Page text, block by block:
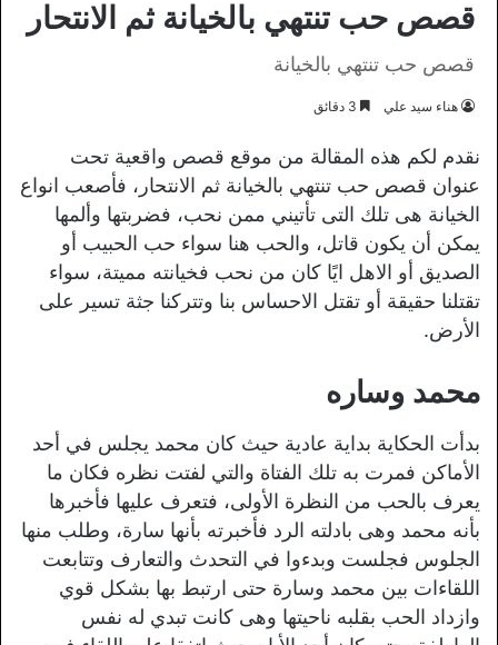
قصص حب تنتهي بالخيانة ثم الانتحار
قصص حب تنتهي بالخيانة
هناء سيد علي
نقدم لكم هذه المقالة من موقع قصص واقعية تحت
عنوان قصص حب تنتهي بالخيانة ثم الانتحار، فأصعب انواع
الخيانة هى تلك التى تأتيني ممن نحب، فضربتها وألمها
يمكن أن يكون قاتل، والحب هنا سواء حب الحبيب أو
الصديق أو الاهل ايًا كان من نحب فخيانته مميتة، سواء
تقتلنا حقيقة أو تقتل الاحساس بنا وتتركنا جثة تسير على
الأرض.
محمد وساره
بدأت الحكاية بداية عادية حيث كان محمد يجلس في أحد
الأماكن فمرت به تلك الفتاة والتي لفتت نظره فكان ما
يعرف بالحب من النظرة الأولى، فتعرف عليها فأخبرها
بأنه محمد وهى بادلته الرد فأخبرته بأنها سارة، وطلب منها
الجلوس فجلست وبدءوا في التحدث والتعارف وتتابعت
اللقاءات بين محمد وسارة حتى ارتبط بها بشكل قوي
وازداد الحب بقلبه ناحيتها وهى كانت تبدي له نفس